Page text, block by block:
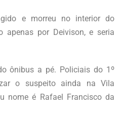
e morreu no interior do
apenas por Deivison, e seria
ônibus a pé. Policiais do 1º
o suspeito ainda na Vila
nome é Rafael Francisco da